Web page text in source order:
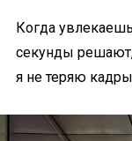
Когда
секунды решают,
я не теряю